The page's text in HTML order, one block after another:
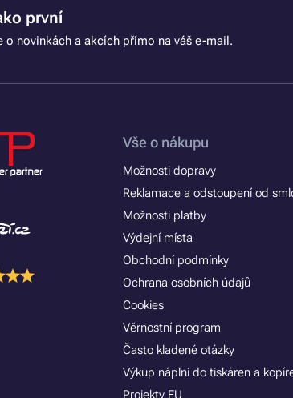
první
o novinkách a akcích přímo na váš e-mail.
Vše o nákupu
Možnosti dopravy
Reklamace a odstoupení od
Možnosti platby
Výdejní místa
Obchodní podmínky
Ochrana osobních údajů
Cookies
Věrnostní program
Často kladené otázky
Výkup náplní do tiskáren a
Projekty EU